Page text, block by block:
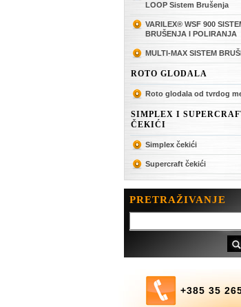
LOOP Sistem Brušenja
VARILEX® WSF 900
BRUŠENJA I POLIRANJA
MULTI-MAX SISTEM
ROTO GLODALA
Roto glodala od tvrdog
SIMPLEX I
ČEKIĆI
Simplex čekići
Supercraft čekići
PRETRAŽIVANJE
+385 35